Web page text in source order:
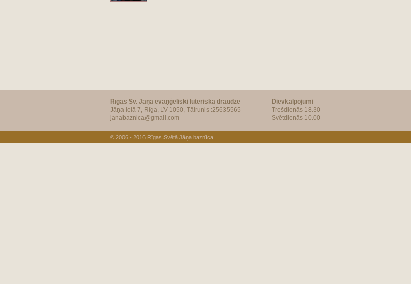
Rīgas Sv. Jāņa evaņģēliski luteriskā draudze
Jāņa ielā 7, Rīga, LV 1050, Tālrunis :25635565
janabaznica@gmail.com
Dievkalpojumi
Trešdienās 18.30
Svētdienās 10.00
© 2006 - 2016 Rīgas Svētā Jāņa baznīca